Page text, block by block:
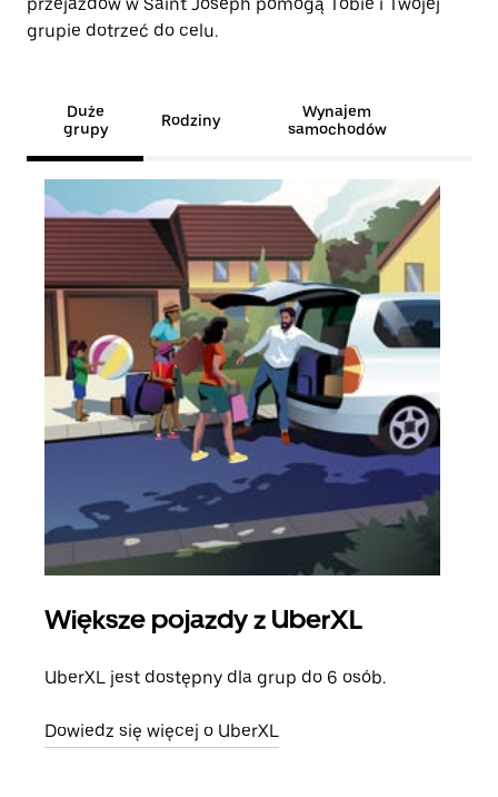
grupie dotrzeć do celu.
Duże
grupy
Rodziny
Wynajem
samochodów
Większe pojazdy z UberXL
UberXL jest dostępny dla grup do 6 osób.
Dowiedz się więcej o UberXL